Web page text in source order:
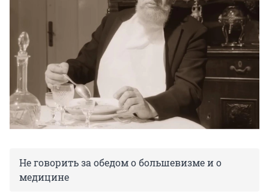
Не говорить за обедом о большевизме и о
медицине